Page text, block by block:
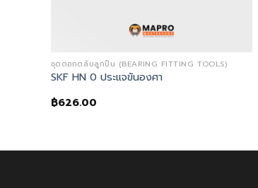
ชุดตอกตลับลูกปืน (BEARING FITTING TOOLS)
SKF HN 0 ประแจขันองศา
฿626.00